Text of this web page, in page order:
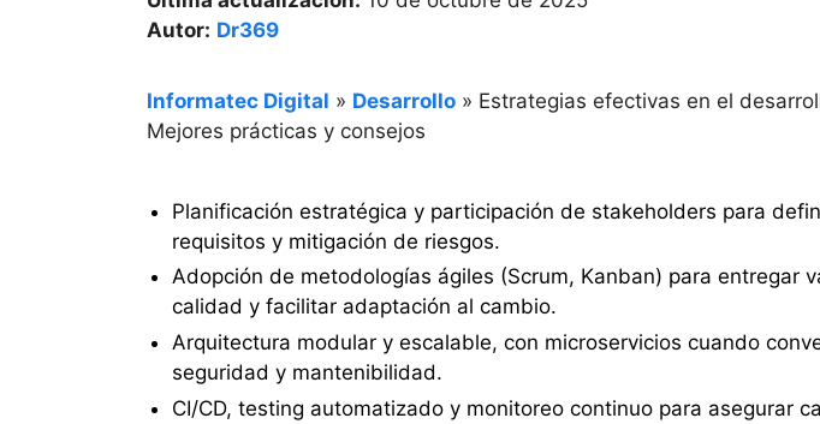
Autor: Dr369
Informatec Digital » Desarrollo » Estrategias efectivas en el
Mejores prácticas y consejos
Planificación estratégica y participación de stakeholders para
requisitos y mitigación de riesgos.
Adopción de metodologías ágiles (Scrum, Kanban) para entregar
calidad y facilitar adaptación al cambio.
Arquitectura modular y escalable, con microservicios cuando
seguridad y mantenibilidad.
CI/CD, testing automatizado y monitoreo continuo para asegurar